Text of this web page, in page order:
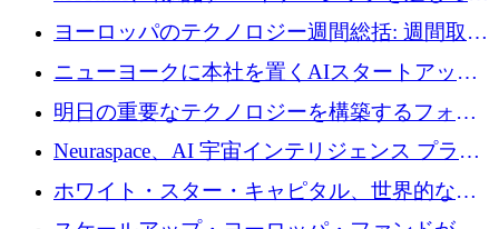
万ドルのシードを調達
信ソフトウェア会社を拡大するための投資部
ヨーロッパのテクノロジー週間総括: 週間取引
額 8 億 7,800 万ユーロと 2026 年上半期の主要
ニューヨークに本社を置くAIスタートアップ
Modal Labsがロンドンオフィスを開設
明日の重要なテクノロジーを構築するフォト
ニクスのスケールアップに対応する
Neuraspace、AI 宇宙インテリジェンス プラッ
トフォームの拡大に 1,560 万ユーロを投資
ホワイト・スター・キャピタル、世界的なス
タートアップをシリーズAからBまで支援する